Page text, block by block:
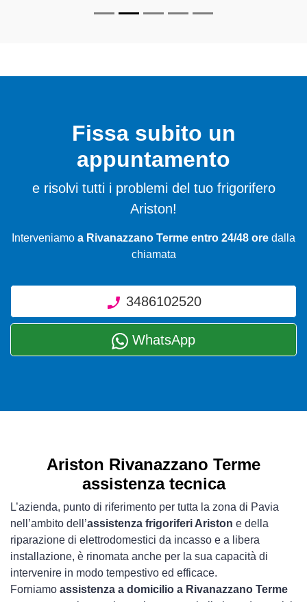
Fissa subito un
appuntamento
e risolvi tutti i problemi del tuo frigorifero
Ariston!
Interveniamo a Rivanazzano Terme entro 24/48 ore dalla
chiamata
3486102520
WhatsApp
Ariston Rivanazzano Terme
assistenza tecnica
L’azienda, punto di riferimento per tutta la zona di Pavia
nell’ambito dell’assistenza frigoriferi Ariston e della
riparazione di elettrodomestici da incasso e a libera
installazione, è rinomata anche per la sua capacità di
intervenire in modo tempestivo ed efficace.
Forniamo assistenza a domicilio a Rivanazzano Terme